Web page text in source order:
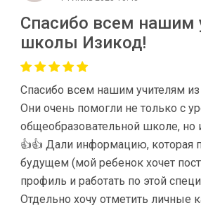
Спасибо всем нашим
школы Изикод!
Спасибо всем нашим учителям
Они очень помогли не только с
общеобразовательной школе, но
👍👍 Дали информацию, которая
будущем (мой ребенок хочет
профиль и работать по этой
Отдельно хочу отметить личные